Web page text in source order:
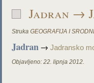
Jadran →
Struka GEOGRAFIJA I
Jadran →Jadransko
Objavljeno: 22. lipnja 2012.